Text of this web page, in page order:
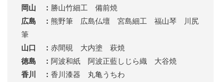
岡山 ： 勝山竹細工 備前焼
広島 ： 熊野筆 広島仏壇 宮島細工 福山琴 川尻
筆
山口 ： 赤間硯 大内塗 萩焼
徳島 ： 阿波和紙 阿波正藍しじら織 大谷焼
香川 ： 香川漆器 丸亀うちわ